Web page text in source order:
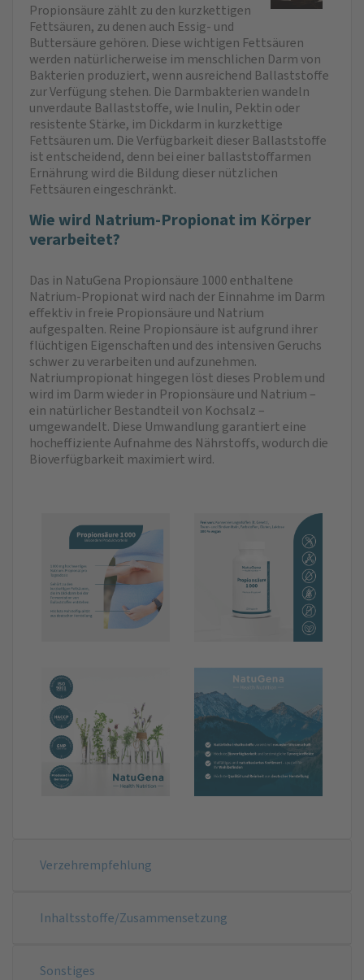
Propionsäure zählt zu den kurzkettigen
Fettsäuren, zu denen auch Essig- und
Buttersäure gehören. Diese wichtigen Fettsäuren
werden natürlicherweise im menschlichen Darm von
Bakterien produziert, wenn ausreichend Ballaststoffe
zur Verfügung stehen. Die Darmbakterien wandeln
unverdaute Ballaststoffe, wie Inulin, Pektin oder
resistente Stärke, im Dickdarm in kurzkettige
Fettsäuren um. Die Verfügbarkeit dieser Ballaststoffe
ist entscheidend, denn bei einer ballaststoffarmen
Ernährung wird die Bildung dieser nützlichen
Fettsäuren eingeschränkt.
Wie wird Natrium-Propionat im Körper
verarbeitet?
Das in NatuGena Propionsäure 1000 enthaltene
Natrium-Propionat wird nach der Einnahme im Darm
effektiv in freie Propionsäure und Natrium
aufgespalten. Reine Propionsäure ist aufgrund ihrer
flüchtigen Eigenschaften und des intensiven Geruchs
schwer zu verarbeiten und aufzunehmen.
Natriumpropionat hingegen löst dieses Problem und
wird im Darm wieder in Propionsäure und Natrium –
ein natürlicher Bestandteil von Kochsalz –
umgewandelt. Diese Umwandlung garantiert eine
hocheffiziente Aufnahme des Nährstoffs, wodurch die
Bioverfügbarkeit maximiert wird.
Verzehrempfehlung
Inhaltsstoffe/Zusammensetzung
Sonstiges